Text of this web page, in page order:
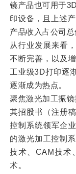
镜产品也可用于
印设备，且上述
产品收入占公司总
从行业发展来看
不断完善，以及
工业级3D打印逐
逐渐成为热点。
聚焦激光加工振
其招股书（注册
控制系统领军企
的激光加工控制
技术、CAM技术
术。